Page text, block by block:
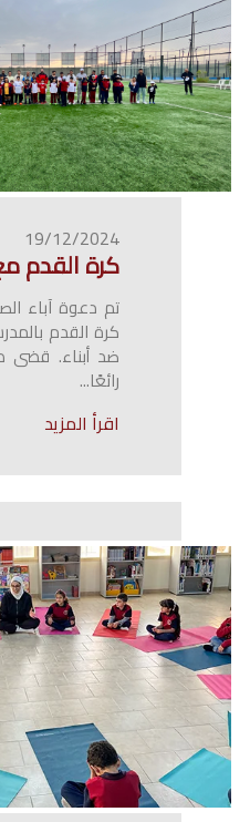
19/12/2024
كرة القدم
تم دعوة آباء
كرة القدم
ضد أبناء. قضى
رائعًا...
اقرأ المزيد